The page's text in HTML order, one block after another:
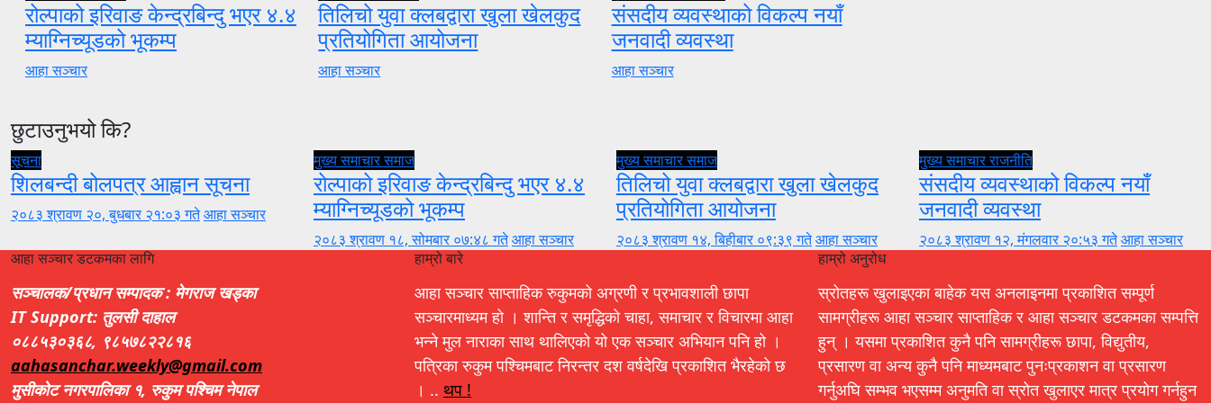
रोल्पाको इरिवाङ केन्द्रबिन्दु भएर ४.४
म्याग्निच्यूडको भूकम्प
आहा सञ्चार
तिलिचो युवा क्लबद्वारा खुला खेलकुद
प्रतियोगिता आयोजना
आहा सञ्चार
संसदीय व्यवस्थाको विकल्प नयाँ
जनवादी व्यवस्था
आहा सञ्चार
छुटाउनुभयो कि?
सूचना
शिलबन्दी बोलपत्र आह्वान सूचना
२०८३ श्रावण २०, बुधबार २१:०३ गतेआहा सञ्चार
मुख्य समाचारसमाज
रोल्पाको इरिवाङ केन्द्रबिन्दु भएर ४.४
म्याग्निच्यूडको भूकम्प
२०८३ श्रावण १८, सोमबार ०७:४८ गतेआहा सञ्चार
मुख्य समाचारसमाज
तिलिचो युवा क्लबद्वारा खुला खेलकुद
प्रतियोगिता आयोजना
२०८३ श्रावण १४, बिहीबार ०९:३९ गतेआहा सञ्चार
मुख्य समाचारराजनीति
संसदीय व्यवस्थाको विकल्प नयाँ
जनवादी व्यवस्था
२०८३ श्रावण १२, मंगलवार २०:५३ गतेआहा सञ्चार
आहा सञ्चार डटकमका लागि
सञ्चालक/प्रधान सम्पादक : मेगराज खड्का
IT Support: तुलसी दाहाल
०८८५३०३६८, ९८५७८२२८१६
aahasanchar.weekly@gmail.com
मुसीकोट नगरपालिका १, रुकुम पश्चिम नेपाल
हाम्रो बारे
आहा सञ्चार साप्ताहिक रुकुमको अग्रणी र प्रभावशाली छापा
सञ्चारमाध्यम हो । शान्ति र समृद्धिको चाहा, समाचार र विचारमा आहा
भन्ने मुल नाराका साथ थालिएको यो एक सञ्चार अभियान पनि हो ।
पत्रिका रुकुम पश्चिमबाट निरन्तर दश वर्षदेखि प्रकाशित भैरहेको छ
। .. थप !
हाम्रो अनुरोध
स्रोतहरू खुलाइएका बाहेक यस अनलाइनमा प्रकाशित सम्पूर्ण
सामग्रीहरू आहा सञ्चार साप्ताहिक र आहा सञ्चार डटकमका सम्पत्ति
हुन् । यसमा प्रकाशित कुनै पनि सामग्रीहरू छापा, विद्युतीय,
प्रसारण वा अन्य कुनै पनि माध्यमबाट पुनःप्रकाशन वा प्रसारण
गर्नुअघि सम्भव भएसम्म अनुमति वा स्रोत खुलाएर मात्र प्रयोग गर्नहुन